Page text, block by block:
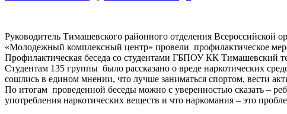
Руководитель Тимашевского районного отделения
«Молодежный комплексный центр» провели профилактическое
Профилактическая беседа со студентами ГБПОУ КК Тимашевский
Студентам 135 группы было рассказано о вреде наркотических
сошлись в едином мнении, что лучше заниматься спортом, вести
По итогам проведенной беседы можно с уверенностью сказать –
употребления наркотических веществ и что наркомания – это